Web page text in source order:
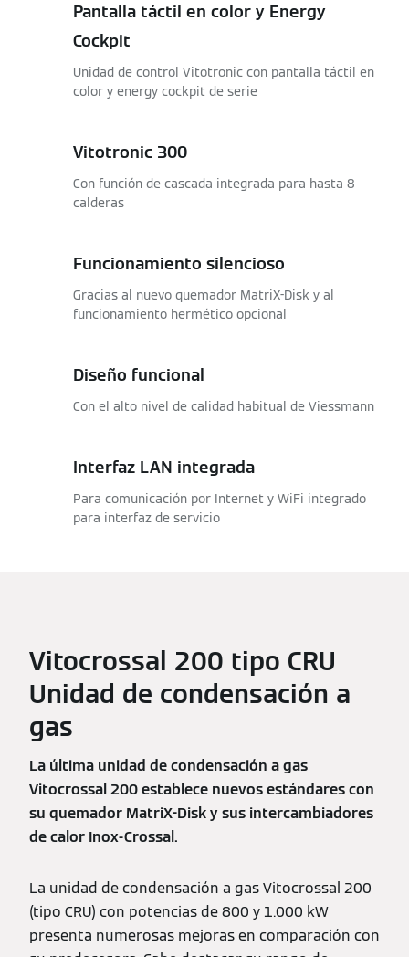
Pantalla táctil en color y Energy
Cockpit
Unidad de control Vitotronic con pantalla táctil en
color y energy cockpit de serie
Vitotronic 300
Con función de cascada integrada para hasta 8
calderas
Funcionamiento silencioso
Gracias al nuevo quemador MatriX-Disk y al
funcionamiento hermético opcional
Diseño funcional
Con el alto nivel de calidad habitual de Viessmann
Interfaz LAN integrada
Para comunicación por Internet y WiFi integrado
para interfaz de servicio
Vitocrossal 200 tipo CRU
Unidad de condensación a
gas
La última unidad de condensación a gas
Vitocrossal 200 establece nuevos estándares con
su quemador MatriX-Disk y sus intercambiadores
de calor Inox-Crossal.
La unidad de condensación a gas Vitocrossal 200
(tipo CRU) con potencias de 800 y 1.000 kW
presenta numerosas mejoras en comparación con